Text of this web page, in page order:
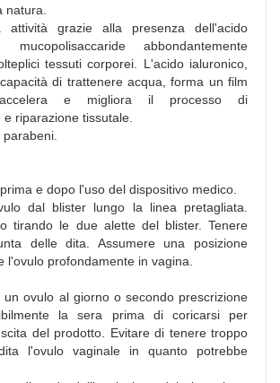
natura.
attività grazie alla presenza dell'acido
abbondantemente
tessuti corporei. L'acido ialuronico,
di trattenere acqua, forma un film
e migliora il processo di
riparazione tissutale.
e dopo l'uso del dispositivo medico.
dal blister lungo la linea pretagliata.
tirando le due alette del blister. Tenere
delle dita. Assumere una posizione
l'ovulo profondamente in vagina.
un ovulo al giorno o secondo prescrizione
la sera prima di coricarsi per
del prodotto. Evitare di tenere troppo
l'ovulo vaginale in quanto potrebbe